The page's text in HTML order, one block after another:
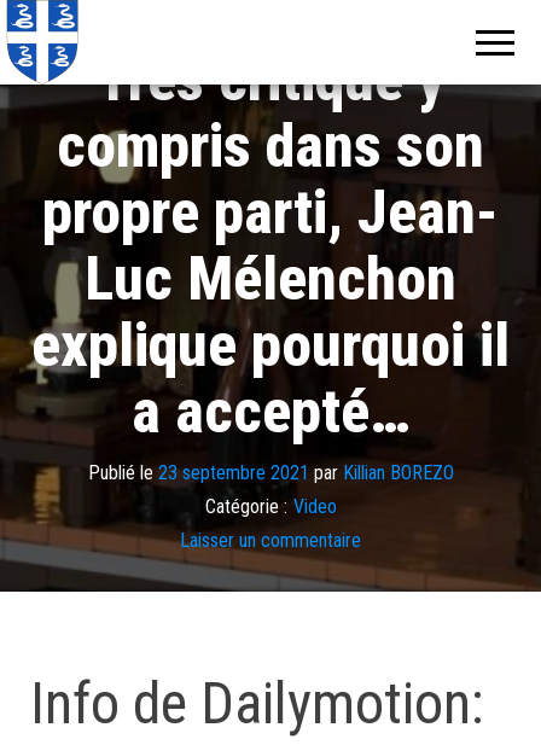
Très critiqué y
compris dans son
propre parti, Jean-
Luc Mélenchon
explique pourquoi il
a accepté…
Publié le 23 septembre 2021 par Killian BOREZO
Catégorie : Video
Laisser un commentaire
Info de Dailymotion: